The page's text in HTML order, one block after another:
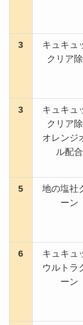
3
キュキュ
クリア
3
キュキュ
クリア
オレンジ
ル配合
5
地の塩社
ーン
6
キュキュ
ウルトラ
ーン